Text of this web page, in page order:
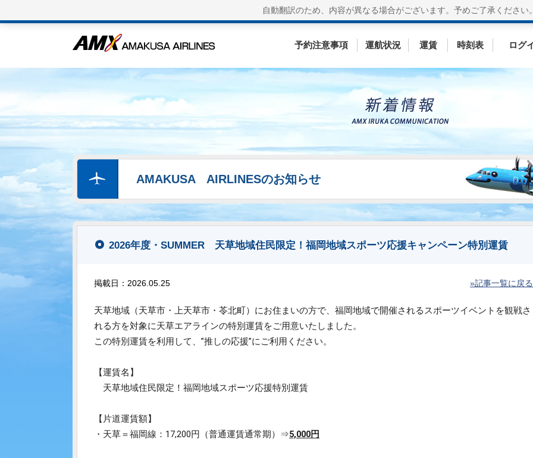
自動翻訳のため、内容が異なる場合がございます。 予めご了承ください
予約注意事項 運航状況 運賃 時刻表 ログ
AMAKUSA AIRLINESのお知らせ
2026年度・SUMMER 天草地域住民限定！福岡地域スポーツ応援キャンペーン特別運賃
掲載日：2026.05.25 »記事一覧に戻る
天草地域（天草市・上天草市・苓北町）にお住まいの方で、福岡地域で開催されるスポーツイベントを観戦さ
れる方を対象に天草エアラインの特別運賃をご用意いたしました。
この特別運賃を利用 して、”推しの応援”にご利用ください。
【運賃名】
天草地域住民限定！福岡地域スポーツ応援特別運賃
【片道運賃額】
・天草＝福岡線：17,200円（普通運賃通常期）⇒5,000円